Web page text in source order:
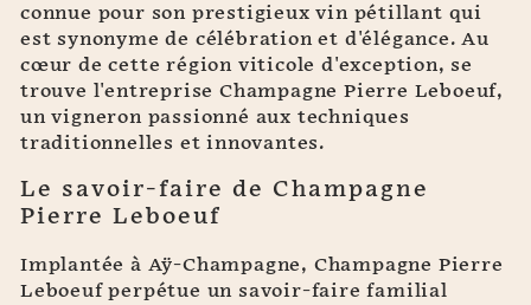
connue pour son prestigieux vin pétillant qui
est synonyme de célébration et d'élégance. Au
cœur de cette région viticole d'exception, se
trouve l'entreprise Champagne Pierre Leboeuf,
un vigneron passionné aux techniques
traditionnelles et innovantes.
Le savoir-faire de Champagne
Pierre Leboeuf
Implantée à Aÿ-Champagne, Champagne Pierre
Leboeuf perpétue un savoir-faire familial